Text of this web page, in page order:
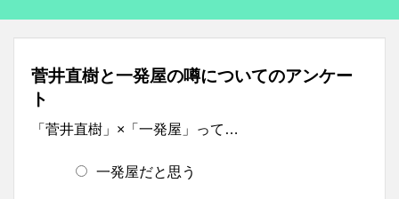
菅井直樹と一発屋の噂についてのアンケー
ト
「菅井直樹」×「一発屋」って…
一発屋だと思う